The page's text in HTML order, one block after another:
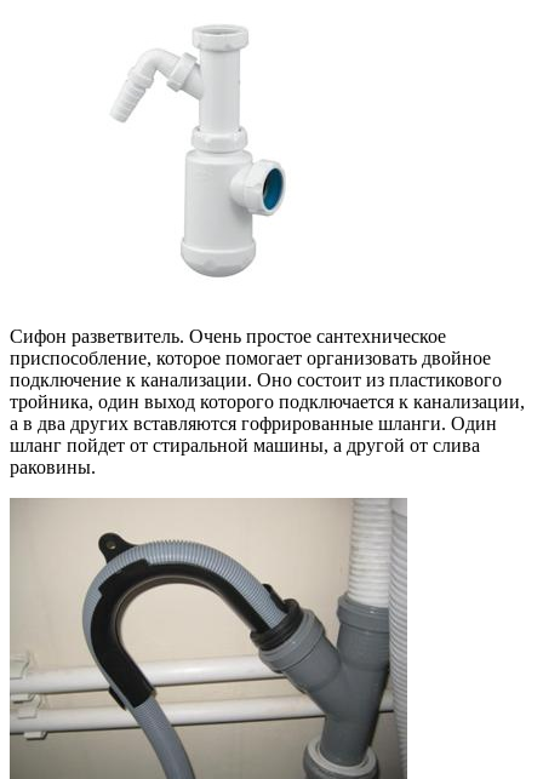
Сифон разветвитель. Очень простое сантехническое
приспособление, которое помогает организовать двойное
подключение к канализации. Оно состоит из пластикового
тройника, один выход которого подключается к канализации,
а в два других вставляются гофрированные шланги. Один
шланг пойдет от стиральной машины, а другой от слива
раковины.